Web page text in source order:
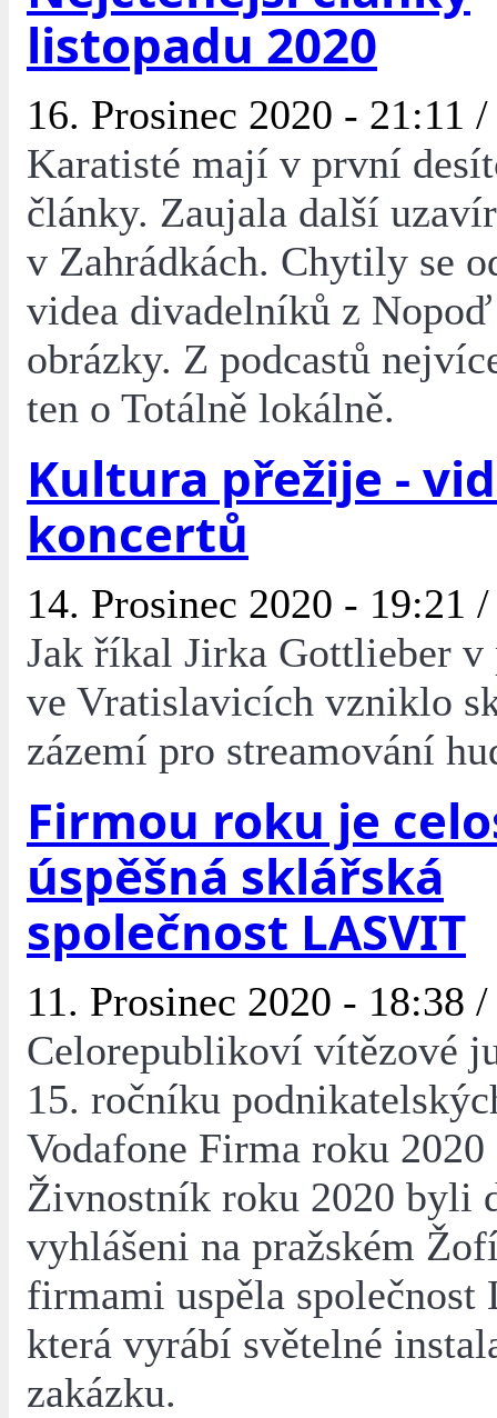
listopadu 2020
16. Prosinec 2020 - 21:11
Karatisté mají v první
články. Zaujala další
v Zahrádkách. Chytily se
videa divadelníků z
obrázky. Z podcastů
ten o Totálně lokálně.
Kultura přežije -
koncertů
14. Prosinec 2020 - 19:21
Jak říkal Jirka Gottlieber v
ve Vratislavicích vzniklo
zázemí pro streamování
Firmou roku je
úspěšná sklářská
společnost LASVIT
11. Prosinec 2020 - 18:38
Celorepublikoví vítězové
15. ročníku
Vodafone Firma roku
Živnostník roku 2020 byli
vyhlášeni na pražském
firmami uspěla
která vyrábí světelné
zakázku.